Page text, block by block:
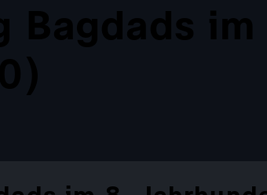
Bagdads